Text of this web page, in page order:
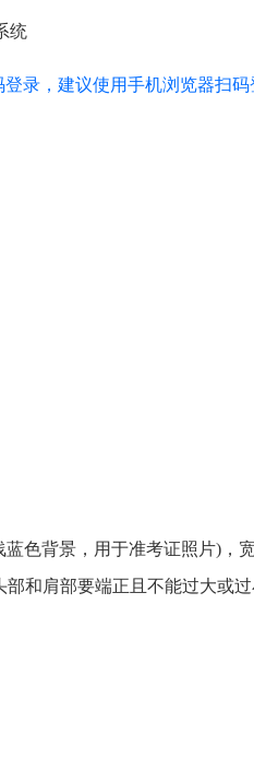
统
登录，建议使用手机浏览器扫
色背景，用于准考证照片)，
和肩部要端正且不能过大或过